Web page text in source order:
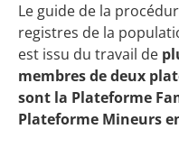
Le guide de la
registres de la
est issu du travail de
membres de deux
sont la Plateforme
Plateforme Mineurs